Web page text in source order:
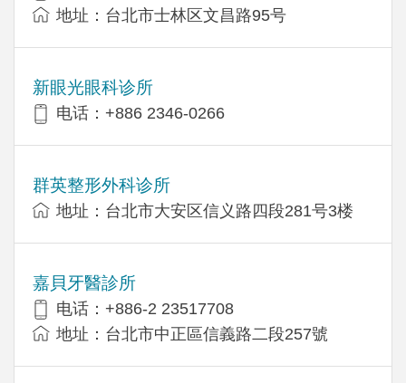
地址：台北市士林区文昌路95号
新眼光眼科诊所
电话：+886 2346-0266
群英整形外科诊所
地址：台北市大安区信义路四段281号3楼
嘉貝牙醫診所
电话：+886-2 23517708
地址：台北市中正區信義路二段257號